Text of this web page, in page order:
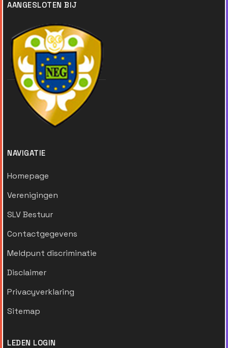
AANGESLOTEN BIJ
NAVIGATIE
Homepage
Verenigingen
SLV Bestuur
Contactgegevens
Meldpunt discriminatie
Disclaimer
Privacyverklaring
Sitemap
LEDEN LOGIN